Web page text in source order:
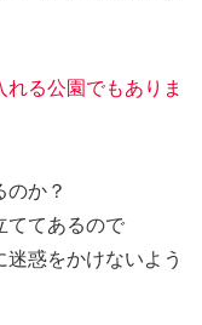
る公園でもありま
のか？
ててあるので
惑をかけないよう